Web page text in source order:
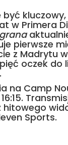
być
w Primera
pierwsze
z Madrytu
oczek do
na Camp
hitowego
Sports.